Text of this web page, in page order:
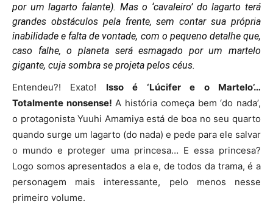
por um lagarto falante). Mas o ‘cavaleiro’ do lagarto terá
grandes obstáculos pela frente, sem contar sua própria
inabilidade e falta de vontade, com o pequeno detalhe que,
caso falhe, o planeta será esmagado por um martelo
gigante, cuja sombra se projeta pelos céus.
Entendeu?! Exato! Isso é ‘Lúcifer e o Martelo’…
Totalmente nonsense! A história começa bem ‘do nada’,
o protagonista Yuuhi Amamiya está de boa no seu quarto
quando surge um lagarto (do nada) e pede para ele salvar
o mundo e proteger uma princesa… E essa princesa?
Logo somos apresentados a ela e, de todos da trama, é a
personagem mais interessante, pelo menos nesse
primeiro volume.